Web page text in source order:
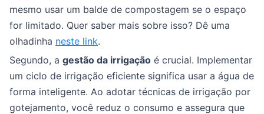
mesmo usar um balde de compostagem se o espaço
for limitado. Quer saber mais sobre isso? Dê uma
olhadinha neste link.
Segundo, a gestão da irrigação é crucial. Implementar
um ciclo de irrigação eficiente significa usar a água de
forma inteligente. Ao adotar técnicas de irrigação por
gotejamento, você reduz o consumo e assegura que